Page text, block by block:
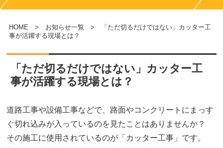
HOME > お知らせ一覧 > 「ただ切るだけではない」カッター工
事が活躍する現場とは？
「ただ切るだけではない」カッター工
事が活躍する現場とは？
道路工事や設備工事などで、路面やコンクリートにまっす
ぐ切れ込みが入っているのを見たことはありませんか？
その施工に使用されているのが「カッター工事」です。